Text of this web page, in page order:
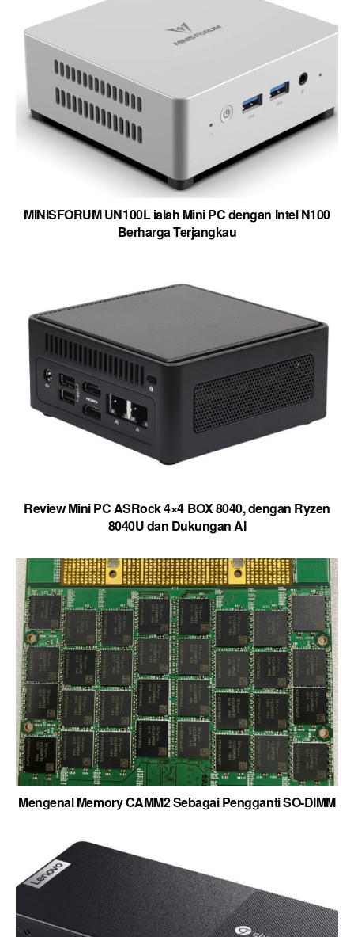
MINISFORUM UN100L ialah Mini PC dengan Intel N100
Berharga Terjangkau
Review Mini PC ASRock 4×4 BOX 8040, dengan Ryzen
8040U dan Dukungan AI
Mengenal Memory CAMM2 Sebagai Pengganti SO-DIMM